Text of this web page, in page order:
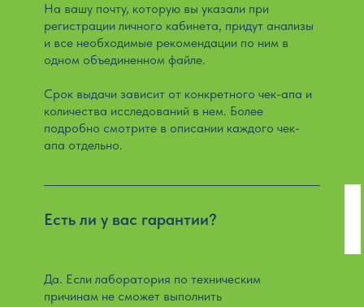
На вашу почту, которую вы указали при
регистрации личного кабинета, придут анализы
и все необходимые рекомендации по ним в
одном объединенном файле.
Срок выдачи зависит от конкретного чек-апа и
количества исследований в нем. Более
подробно смотрите в описании каждого чек-
апа отдельно.
Есть ли у вас гарантии?
Да. Если лаборатория по техническим
причинам не сможет выполнить